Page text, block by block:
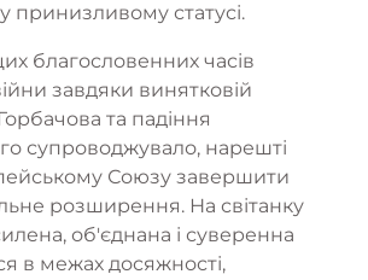
принизливому статусі.
благословенних часів
завдяки винятковій
та падіння
супроводжувало, нарешті
Союзу завершити
розширення. На світанку
об'єднана і суверенна
в межах досяжності,